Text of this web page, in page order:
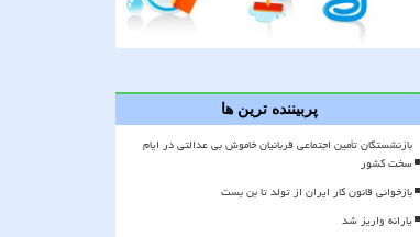
پربیننده ترین ها
بازنشستگان تأمین اجتماعی قربانیان خاموش بی عدالتی در ایام
سخت کشور
بازخوانی قانون کار ایران از تولد تا بن بست
یارانه واریز شد